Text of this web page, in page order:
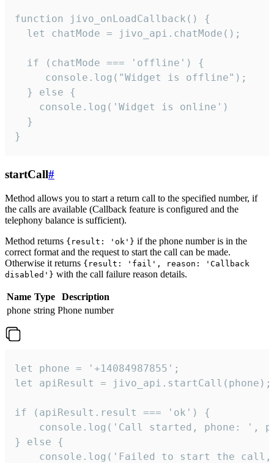
function jivo_onLoadCallback() {
  let chatMode = jivo_api.chatMode();
  if (chatMode === 'offline') {
     console.log("Widget is offline");
  } else {
    console.log('Widget is online')
  }
}
startCall#
Method allows you to start a return call to the specified number, if
the calls are available (Callback feature is configured and the
telephony balance is sufficient).
Method returns {result: 'ok'} if the phone number is in the
correct format and the request to start the call can be made.
Otherwise it returns {result: 'fail', reason: 'Callback
disabled'} with the call failure reason details.
Name Type
Description
phone string Phone number
let phone = '+14084987855';
let apiResult = jivo_api.startCall(phone);
if (apiResult.result === 'ok') {
console.log('Call started, phone: ',
} else {
console.log('Failed to start the